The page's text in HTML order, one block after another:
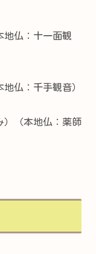
地仏：十一面観
仏：千手観音）
）（本地仏：薬師